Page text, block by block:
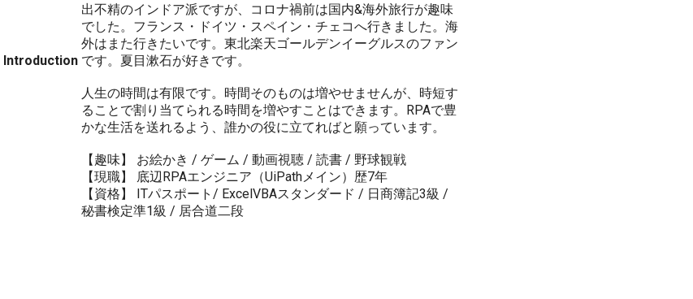
Introduction
出不精のインドア派ですが、コロナ禍前は国内&海外旅行が趣味
でした。フランス・ドイツ・スペイン・チェコへ行きました。海
外はまた行きたいです。東北楽天ゴールデンイーグルスのファン
です。夏目漱石が好きです。
人生の時間は有限です。時間そのものは増やせませんが、時短す
ることで割り当てられる時間を増やすことはできます。RPAで豊
かな生活を送れるよう、誰かの役に立てればと願っています。
【趣味】 お絵かき / ゲーム / 動画視聴 / 読書 / 野球観戦
【現職】 底辺RPAエンジニア（UiPathメイン）歴7年
【資格】 ITパスポート/ ExcelVBAスタンダード / 日商簿記3級 /
秘書検定準1級 / 居合道二段